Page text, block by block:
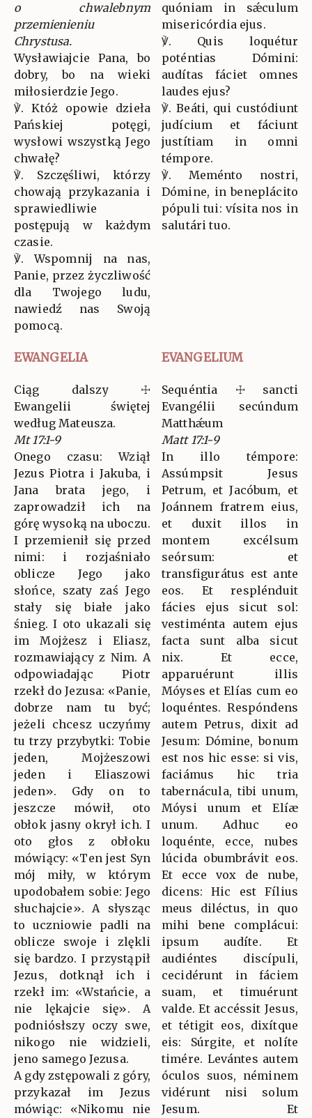
o chwalebnym
przemienieniu
Chrystusa.
Wysławiajcie Pana, bo
dobry, bo na wieki
miłosierdzie Jego.
℣. Któż opowie dzieła
Pańskiej potęgi,
wysłowi wszystką Jego
chwałę?
℣. Szczęśliwi, którzy
chowają przykazania i
sprawiedliwie
postępują w każdym
czasie.
℣. Wspomnij na nas,
Panie, przez życzliwość
dla Twojego ludu,
nawiedź nas Swoją
pomocą.
quóniam in sǽculum
misericórdia ejus.
℣. Quis loquétur
poténtias Dómini:
audítas fáciet omnes
laudes ejus?
℣. Beáti, qui custódiunt
judícium et fáciunt
justítiam in omni
témpore.
℣. Meménto nostri,
Dómine, in beneplácito
pópuli tui: vísita nos in
salutári tuo.
EWANGELIA EVANGELIUM
Ciąg dalszy ☩
Ewangelii świętej
według Mateusza.
Mt 17:1-9
Onego czasu: Wziął
Jezus Piotra i Jakuba, i
Jana brata jego, i
zaprowadził ich na
górę wysoką na uboczu.
I przemienił się przed
nimi: i rozjaśniało
oblicze Jego jako
słońce, szaty zaś Jego
stały się białe jako
śnieg. I oto ukazali się
im Mojżesz i Eliasz,
rozmawiający z Nim. A
odpowiadając Piotr
rzekł do Jezusa: «Panie,
dobrze nam tu być;
jeżeli chcesz uczyńmy
tu trzy przybytki: Tobie
jeden, Mojżeszowi
jeden i Eliaszowi
jeden». Gdy on to
jeszcze mówił, oto
obłok jasny okrył ich. I
oto głos z obłoku
mówiący: «Ten jest Syn
mój miły, w którym
upodobałem sobie: Jego
słuchajcie». A słysząc
to uczniowie padli na
oblicze swoje i zlękli
się bardzo. I przystąpił
Jezus, dotknął ich i
rzekł im: «Wstańcie, a
nie lękajcie się». A
podniósłszy oczy swe,
nikogo nie widzieli,
jeno samego Jezusa.
A gdy zstępowali z góry,
przykazał im Jezus
mówiąc: «Nikomu nie
Sequéntia ☩ sancti
Evangélii secúndum
Matthǽum
Matt 17:1-9
In illo témpore:
Assúmpsit Jesus
Petrum, et Jacóbum, et
Joánnem fratrem eius,
et duxit illos in
montem excélsum
seórsum: et
transfigurátus est ante
eos. Et resplénduit
fácies ejus sicut sol:
vestiménta autem ejus
facta sunt alba sicut
nix. Et ecce,
apparuérunt illis
Móyses et Elías cum eo
loquéntes. Respóndens
autem Petrus, dixit ad
Jesum: Dómine, bonum
est nos hic esse: si vis,
faciámus hic tria
tabernácula, tibi unum,
Móysi unum et Elíæ
unum. Adhuc eo
loquénte, ecce, nubes
lúcida obumbrávit eos.
Et ecce vox de nube,
dicens: Hic est Fílius
meus diléctus, in quo
mihi bene complácui:
ipsum audíte. Et
audiéntes discípuli,
cecidérunt in fáciem
suam, et timuérunt
valde. Et accéssit Jesus,
et tétigit eos, dixítque
eis: Súrgite, et nolíte
timére. Levántes autem
óculos suos, néminem
vidérunt nisi solum
Jesum. Et